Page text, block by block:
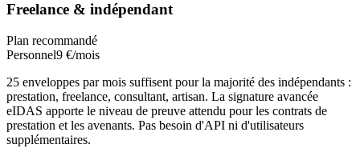
Freelance & indépendant
Plan recommandé
Personnel9 €/mois
25 enveloppes par mois suffisent pour la majorité des indépendants :
prestation, freelance, consultant, artisan. La signature avancée
eIDAS apporte le niveau de preuve attendu pour les contrats de
prestation et les avenants. Pas besoin d'API ni d'utilisateurs
supplémentaires.